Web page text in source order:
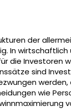
der
In
die Investoren
sind
wie